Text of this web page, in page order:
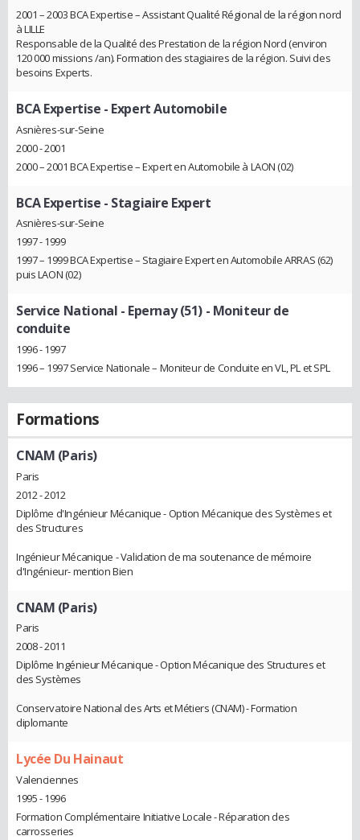
2001 – 2003 BCA Expertise – Assistant Qualité Régional de la région nord
à LILLE
Responsable de la Qualité des Prestation de la région Nord (environ
120 000 missions /an). Formation des stagiaires de la région. Suivi des
besoins Experts.
BCA Expertise - Expert Automobile
Asnières-sur-Seine
2000 - 2001
2000 – 2001 BCA Expertise – Expert en Automobile à LAON (02)
BCA Expertise - Stagiaire Expert
Asnières-sur-Seine
1997 - 1999
1997 – 1999 BCA Expertise – Stagiaire Expert en Automobile ARRAS (62)
puis LAON (02)
Service National - Epernay (51)- Moniteur de
conduite
1996 - 1997
1996 – 1997 Service Nationale – Moniteur de Conduite en VL, PL et SPL
Formations
CNAM (Paris)
Paris
2012 - 2012
Diplôme d'Ingénieur Mécanique - Option Mécanique des Systèmes et
des Structures
Ingénieur Mécanique - Validation de ma soutenance de mémoire
d'Ingénieur- mention Bien
CNAM (Paris)
Paris
2008 - 2011
Diplôme Ingénieur Mécanique - Option Mécanique des Structures et
des Systèmes
Conservatoire National des Arts et Métiers (CNAM) - Formation
diplomante
Lycée Du Hainaut
Valenciennes
1995 - 1996
Formation Complémentaire Initiative Locale - Réparation des
carrosseries